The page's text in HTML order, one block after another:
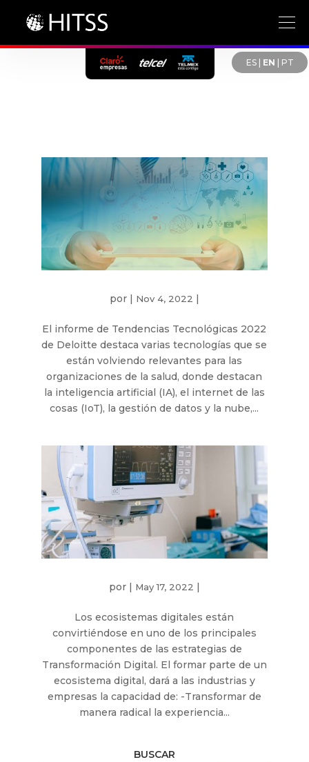
ES| EN PT
por | Nov 4, 2022 |
El informe de Tendencias Tecnológicas 2022
de Deloitte destaca varias tecnologías que se
están volviendo relevantes para las
organizaciones de la salud, donde destacan
la inteligencia artificial (IA), el internet de las
cosas (IoT), la gestión de datos y la nube,...
por May 17, 2022
Los ecosistemas digitales están
convirtiéndose en uno de los principales
componentes de las estrategias de
Transformación Digital. El formar parte de un
ecosistema digital, dará a las industrias y
empresas la capacidad de: -Transformar de
manera radical la experiencia...
BUSCAR